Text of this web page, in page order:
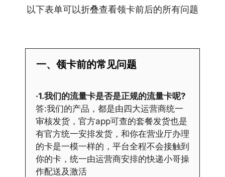
以下表单可以折叠查看领卡前后的所有问题
一、领卡前的常见问题
·1.我们的流量卡是否是正规的流量卡呢?
答:我们的产品，都是由四大运营商统一
审核发货，官方app可查的套餐发货也是
有官方统一安排发货，和你在营业厅办理
的卡是一模一样的，平台全程不会接触到
你的卡，统一由运营商安排的快递小哥操
作配送及激活